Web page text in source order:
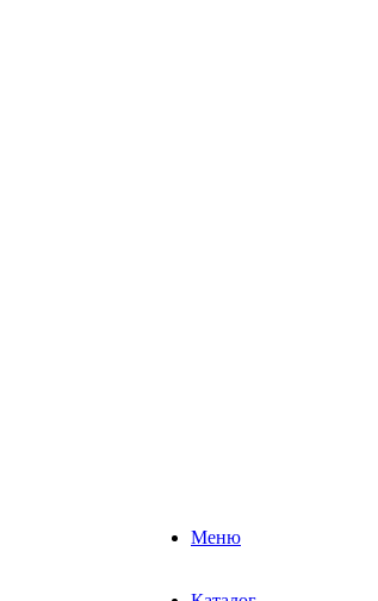
Меню